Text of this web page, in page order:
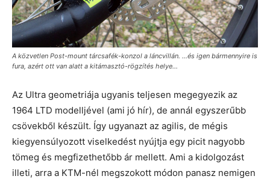
A közvetlen Post-mount tárcsafék-konzol a láncvillán. …és igen bármennyire is
fura, azért ott van alatt a kitámasztó-rögzítés helye…
Az Ultra geometriája ugyanis teljesen megegyezik az
1964 LTD modelljével (ami jó hír), de annál egyszerűbb
csövekből készült. Így ugyanazt az agilis, de mégis
kiegyensúlyozott viselkedést nyújtja egy picit nagyobb
tömeg és megfizethetőbb ár mellett. Ami a kidolgozást
illeti, arra a KTM-nél megszokott módon panasz nemigen